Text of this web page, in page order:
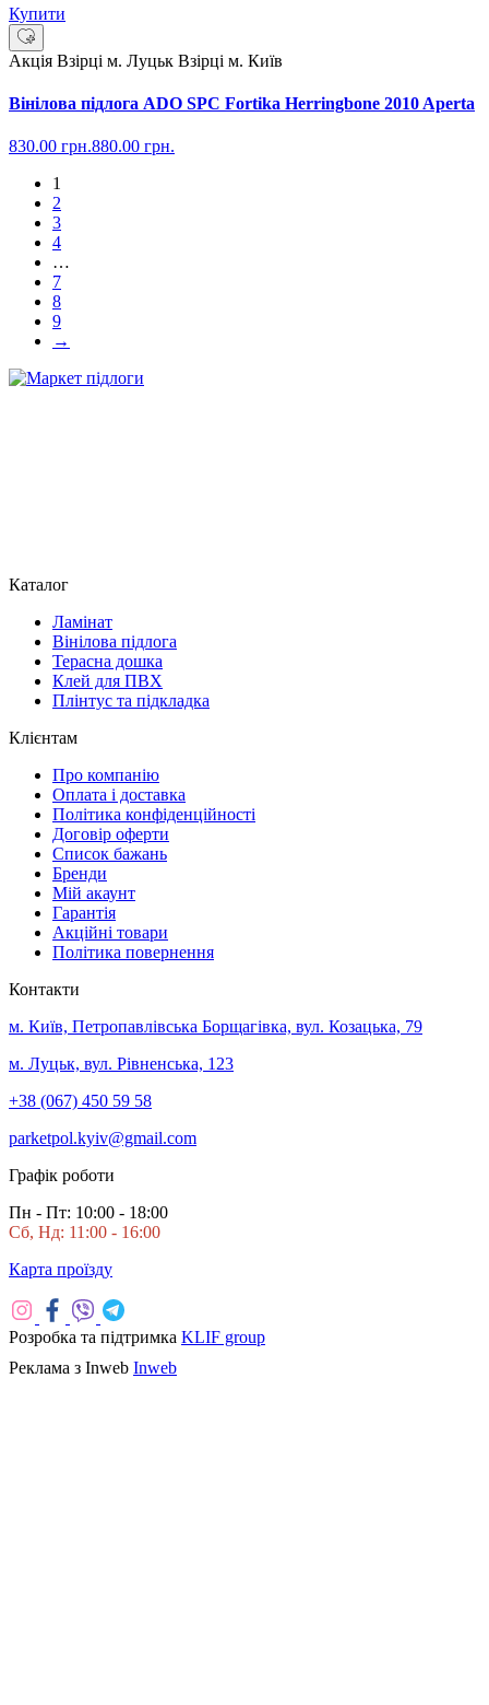
Купити
Акція Взірці м. Луцьк Взірці м. Київ
Вінілова підлога ADO SPC Fortika Herringbone 2010 Aperta
830.00 грн.880.00 грн.
1
2
3
4
…
7
8
9
→
Каталог
Ламінат
Вінілова підлога
Терасна дошка
Клей для ПВХ
Плінтус та підкладка
Клієнтам
Про компанію
Оплата і доставка
Політика конфіденційності
Договір оферти
Список бажань
Бренди
Мій акаунт
Гарантія
Акційні товари
Політика повернення
Контакти
м. Київ, Петропавлівська Борщагівка, вул. Козацька, 79
м. Луцьк, вул. Рівненська, 123
+38 (067) 450 59 58
parketpol.kyiv@gmail.com
Графік роботи
Пн - Пт: 10:00 - 18:00
Сб, Нд: 11:00 - 16:00
Карта проїзду
Розробка та підтримка KLIF group
Реклама з Inweb Inweb